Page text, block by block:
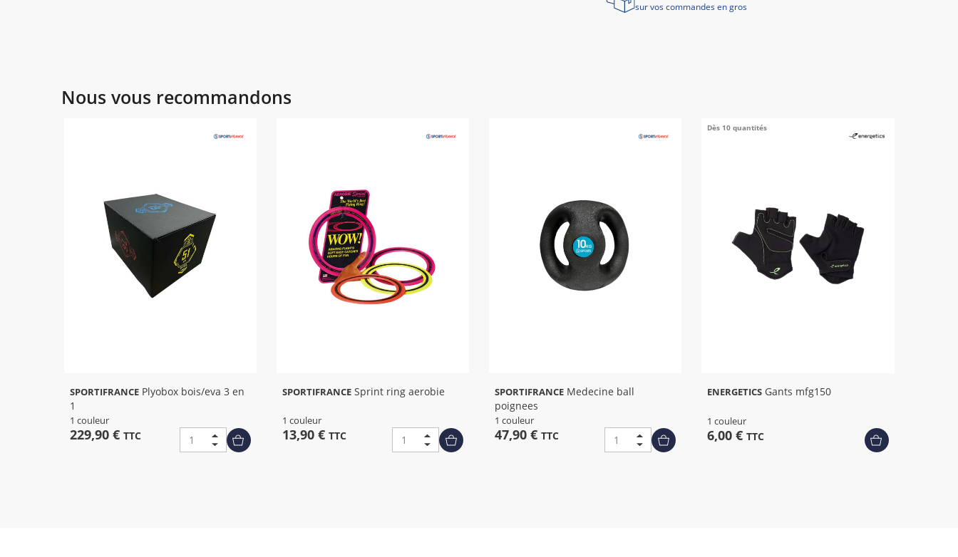
sur vos commandes en gros
Nous vous recommandons
SPORTIFRANCEPlyobox bois/eva 3 en
1
1 couleur
229,90 € TTC
SPORTIFRANCE Sprint ring aerobie
1 couleur
13,90 € TTC
SPORTIFRANCE
poignees
1 couleur
47,90 € TTC
Dès 10 quantités
ENERGETICS Gants mfg150
1 couleur
6,00 €TTC